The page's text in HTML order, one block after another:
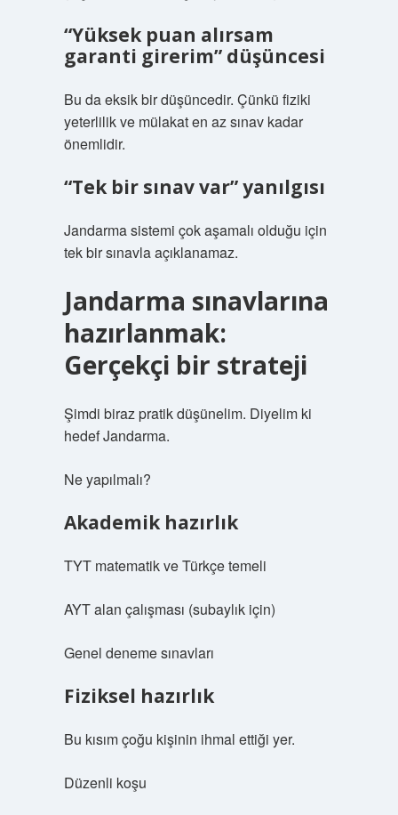
“Yüksek puan alırsam
garanti girerim” düşüncesi
Bu da eksik bir düşüncedir. Çünkü fiziki
yeterlilik ve mülakat en az sınav kadar
önemlidir.
“Tek bir sınav var” yanılgısı
Jandarma sistemi çok aşamalı olduğu için
tek bir sınavla açıklanamaz.
Jandarma sınavlarına
hazırlanmak:
Gerçekçi bir strateji
Şimdi biraz pratik düşünelim. Diyelim ki
hedef Jandarma.
Ne yapılmalı?
Akademik hazırlık
TYT matematik ve Türkçe temeli
AYT alan çalışması (subaylık için)
Genel deneme sınavları
Fiziksel hazırlık
Bu kısım çoğu kişinin ihmal ettiği yer.
Düzenli koşu